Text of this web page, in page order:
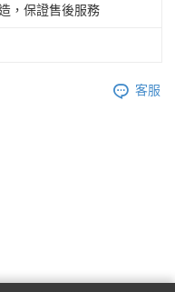
，保證售後服務
客服